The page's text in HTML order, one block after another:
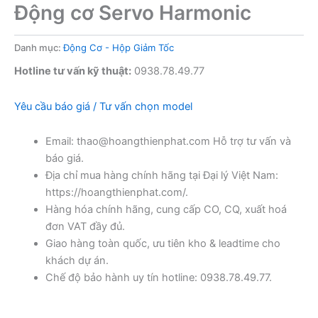
Động cơ Servo Harmonic
Danh mục:Động Cơ - Hộp Giảm Tốc
Hotline tư vấn kỹ thuật: 0938.78.49.77
Yêu cầu báo giá / Tư vấn chọn model
Email: thao@hoangthienphat.com Hỗ trợ tư vấn và
báo giá.
Địa chỉ mua hàng chính hãng tại Đại lý Việt Nam:
https://hoangthienphat.com/.
Hàng hóa chính hãng, cung cấp CO, CQ, xuất hoá
đơn VAT đầy đủ.
Giao hàng toàn quốc, ưu tiên kho & leadtime cho
khách dự án.
Chế độ bảo hành uy tín hotline: 0938.78.49.77.